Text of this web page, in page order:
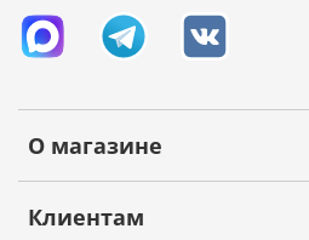
О магазине
Клиентам